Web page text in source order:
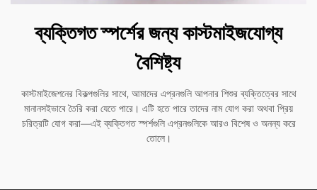
ব্যক্তিগত স্পর্শের জন্য কাস্টমাইজযোগ্য
বৈশিষ্ট্য
কাস্টমাইজেশনের বিকল্পগুলির সাথে, আমাদের এপ্রনগুলি আপনার শিশুর ব্যক্তিত্বের সাথে
মানানসইভাবে তৈরি করা যেতে পারে। এটি হতে পারে তাদের নাম যোগ করা অথবা প্রিয়
চরিত্রটি যোগ করা—এই ব্যক্তিগত স্পর্শগুলি এপ্রনগুলিকে আরও বিশেষ ও অনন্য করে
তোলে।